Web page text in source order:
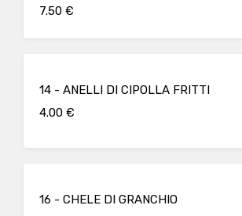
7.50 €
14 - ANELLI DI CIPOLLA FRITTI
4.00 €
16 - CHELE DI GRANCHIO